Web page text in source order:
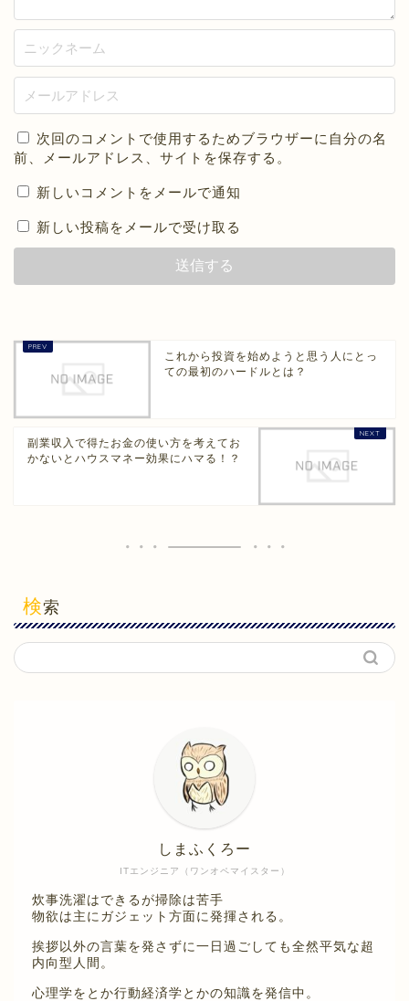
次回のコメントで使用するためブラウザーに自分の名
前、メールアドレス、サイトを保存する。
新しいコメントをメールで通知
新しい投稿をメールで受け取る
これから投資を始めようと思う人にとっ
ての最初のハードルとは？
副業収入で得たお金の使い方を考えてお
かないとハウスマネー効果にハマる！？
検索
ITエンジニア（ワンオペマイスター）
しまふくろー
炊事洗濯はできるが掃除は苦手
物欲は主にガジェット方面に発揮される。
挨拶以外の言葉を発さずに一日過ごしても全然平気な超
内向型人間。
心理学をとか行動経済学とかの知識を発信中。